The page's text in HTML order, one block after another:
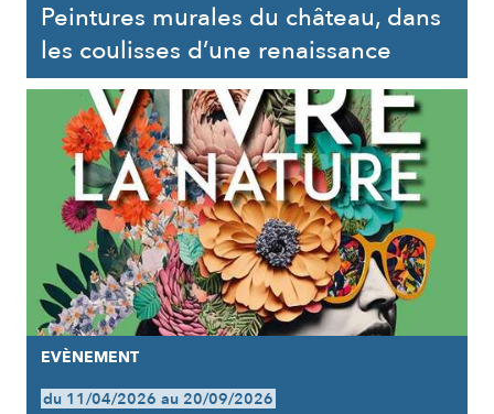
Peintures murales du château, dans
les coulisses d’une renaissance
EVÈNEMENT
du 11/04/2026 au 20/09/2026